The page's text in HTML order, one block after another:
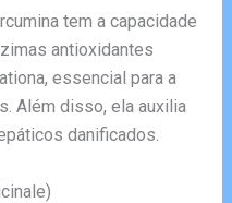
tem a capacidade
antioxidantes
essencial para a
Além disso, ela auxilia
danificados.